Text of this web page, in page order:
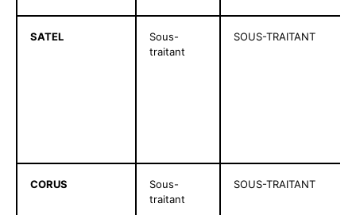
SATEL
Sous-
traitant
SOUS-TRAITANT
CORUS
Sous-
traitant
SOUS-TRAITANT